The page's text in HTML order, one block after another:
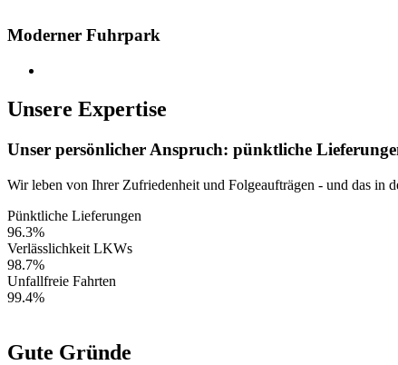
Moderner Fuhrpark
Unsere Expertise
Unser persönlicher Anspruch: pünktliche
Wir leben von Ihrer Zufriedenheit und Folgeaufträgen - und das in
Pünktliche Lieferungen
96.3%
Verlässlichkeit LKWs
98.7%
Unfallfreie Fahrten
99.4%
Gute Gründe